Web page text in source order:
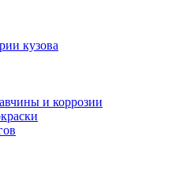
кузова
и коррозии